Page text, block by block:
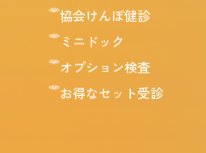
協会けんぽ健診
ミニドック
オプション検査
お得なセット受診